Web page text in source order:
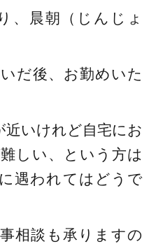
、晨朝（じんじょ
だ後、お勤めいた
近いけれど自宅にお
しい、という方は
遇われてはどうで
相談も承りますの